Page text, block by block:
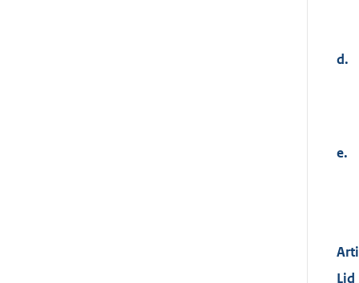
d.
e.
Lid